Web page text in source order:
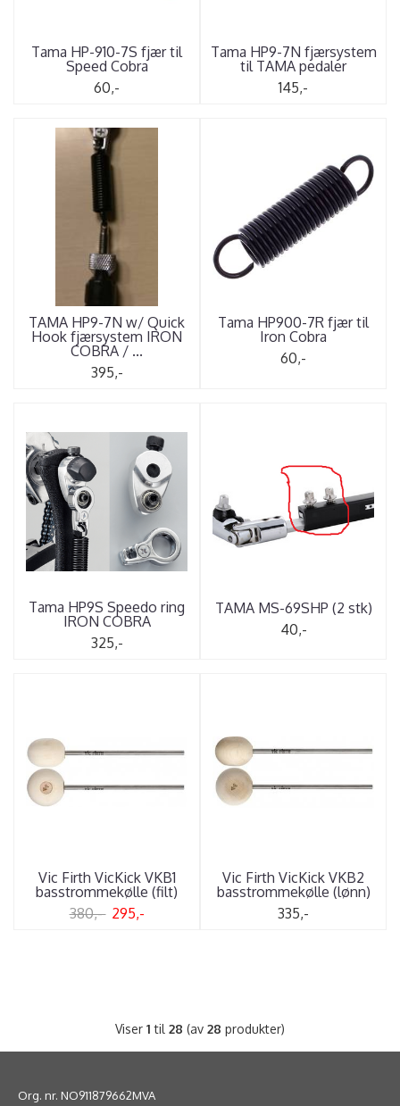
Tama HP-910-7S fjær til
Speed Cobra
60,-
Tama HP9-7N fjærsystem
til TAMA pedaler
145,-
TAMA HP9-7N w/ Quick
Hook fjærsystem IRON
COBRA / ...
395,-
Tama HP900-7R fjær til
Iron Cobra
60,-
Tama HP9S Speedo ring
IRON COBRA
325,-
TAMA MS-69SHP (2 stk)
40,-
Vic Firth VicKick VKB1
basstrommekølle (filt)
380,- 295,-
Vic Firth VicKick VKB2
basstrommekølle (lønn)
335,-
Viser 1 til 28 (av 28 produkter)
Org. nr. NO911879662MVA